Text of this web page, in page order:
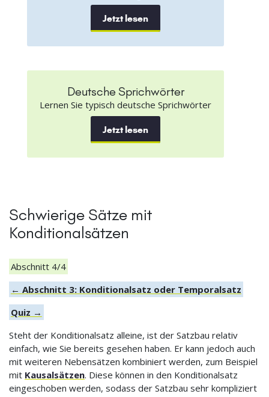
Jetzt lesen
Deutsche Sprichwörter
Lernen Sie typisch deutsche Sprichwörter
Jetzt lesen
Schwierige Sätze mit
Konditionalsätzen
Abschnitt 4/4
← Abschnitt 3: Konditionalsatz oder Temporalsatz
Quiz →
Steht der Konditionalsatz alleine, ist der Satzbau relativ
einfach, wie Sie bereits gesehen haben. Er kann jedoch auch
mit weiteren Nebensätzen kombiniert werden, zum Beispiel
mit Kausalsätzen. Diese können in den Konditionalsatz
eingeschoben werden, sodass der Satzbau sehr kompliziert